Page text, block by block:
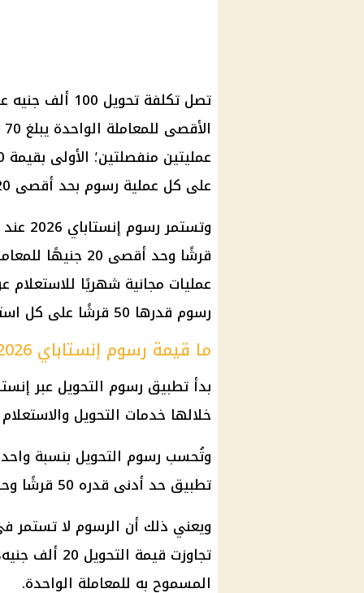
على كل عملية رسوم بحد أقصى 20 جنيهًا.
عمليات مجانية شهريًا
رسوم قدرها 50 قرشًا على كل استعلام إضافي.
ما قيمة رسوم إنستاباي 2026؟
خلالها خدمات التحويل
تطبيق حد أدنى قدره 50 قرشًا وحد أقصى يبلغ 20 جنيهًا.
تجاوزت قيمة
المسموح به للمعاملة الواحدة.